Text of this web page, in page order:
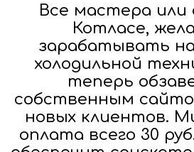
Все мастера или
Котласе,
зарабатывать
холодильной
теперь
собственным
новых клиентов.
оплата всего 30